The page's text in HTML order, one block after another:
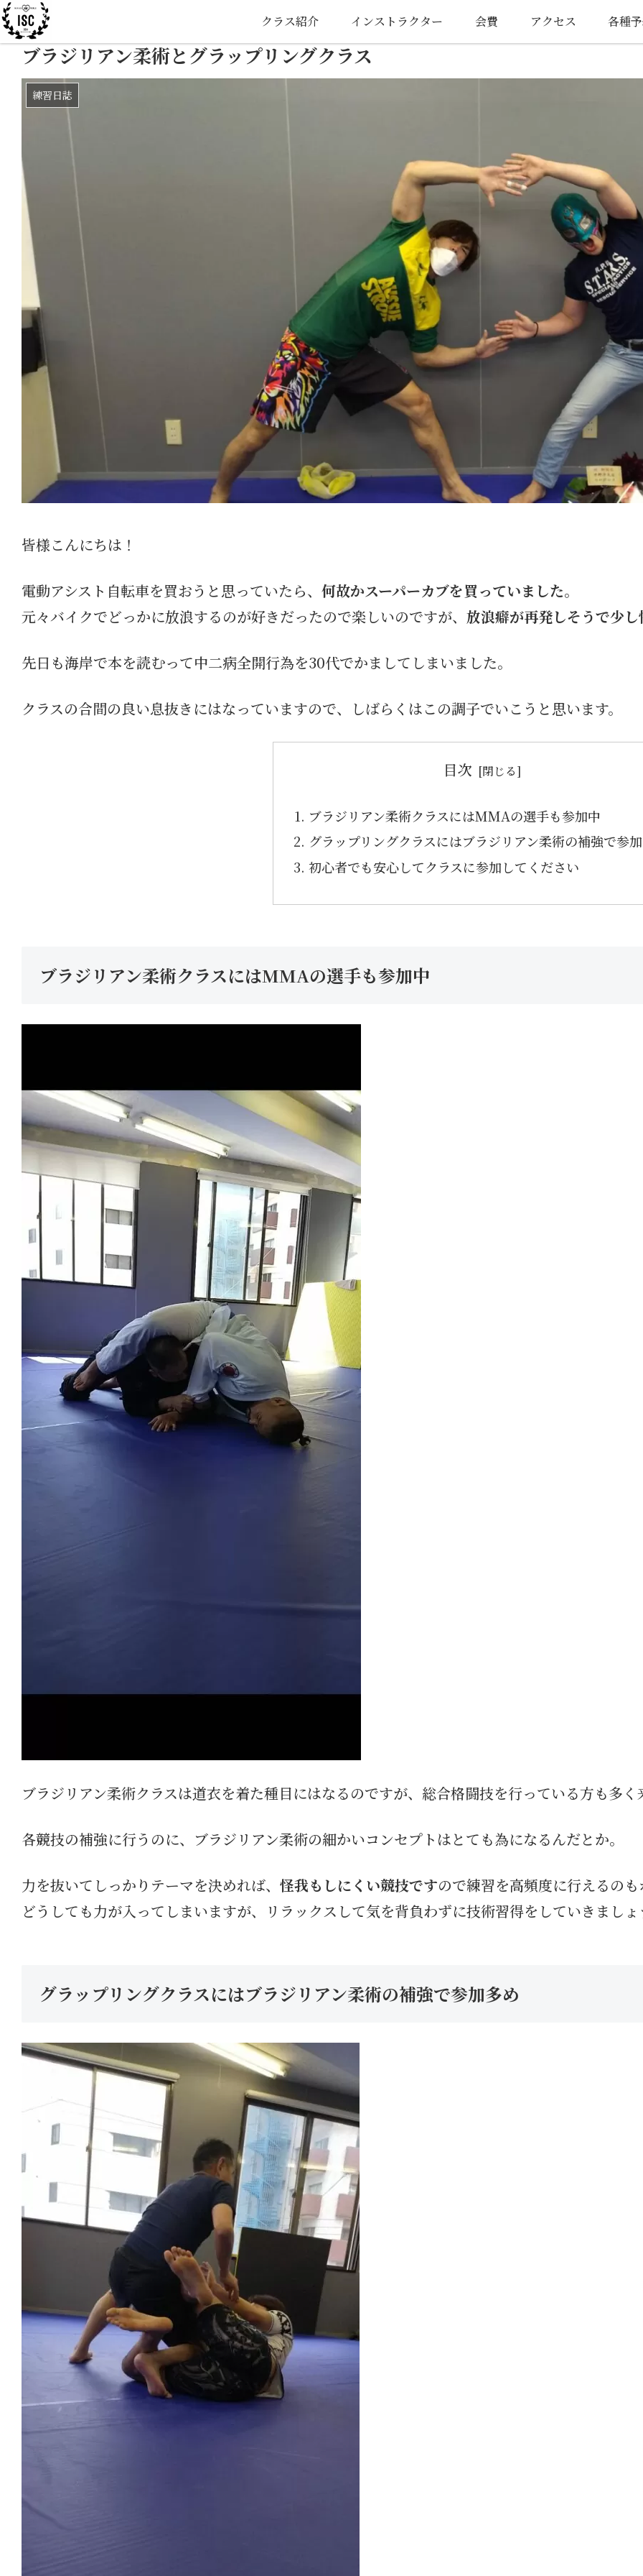
クラス紹介 インストラクター 会費 アクセス 各種
ブラジリアン柔術とグラップリングクラス
練習日誌
皆様こんにちは！
電動アシスト自転車を買おうと思っていたら、 何故かスーパーカブを買っていました。
元々バイクでどっかに放浪するのが好きだったので楽しいのですが、 放浪癖が再発しそうで少し
先日も海岸で本を読むって中二病全開行為を30代でかましてしまいました。
クラスの合間の良い息抜きにはなっていますので、しばらくはこの調子でいこうと思います。
目次
ブラジリアン柔術クラスにはMMAの選手も参加中
グラップリングクラスにはブラジリアン柔術の補強で参
初心者でも安心してクラスに参加してください
ブラジリアン柔術クラスにはMMAの選手も参加中
ブラジリアン柔術クラスは道衣を着た種目にはなるのですが、総合格闘技を行っている方も多く
各競技の補強に行うのに、ブラジリアン柔術の細かいコンセプトはとても為になるんだとか。
力を抜いてしっかりテーマを決めれば、 怪我もしにくい競技ですので練習を高頻度に行えるの
どうしても力が入ってしまいますが、リラックスして気を背負わずに技術習得をしていきまし
グラップリングクラスにはブラジリアン柔術の補強で参加多め